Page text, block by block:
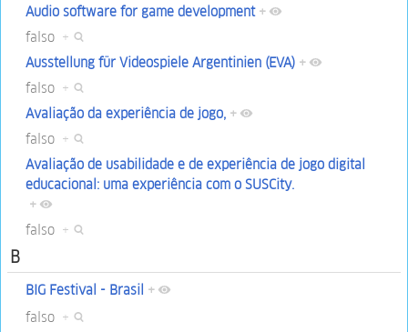
Audio software for game development +
falso +
Ausstellung für Videospiele Argentinien (EVA) +
falso +
Avaliação da experiência de jogo, +
falso +
Avaliação de usabilidade e de experiência de jogo digital
educacional: uma experiência com o SUSCity.
+
falso +
B
BIG Festival - Brasil +
falso +